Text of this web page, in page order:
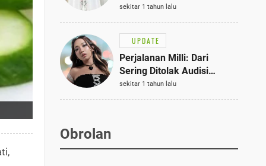
Stylish untuk Hangout
hingga Acara Semi-Formal
sekitar 1 tahun lalu
UPDATE
Perjalanan Milli: Dari
Sering Ditolak Audisi
hingga Menjadi Rapper Top
10 Thailand
sekitar 1 tahun lalu
Obrolan